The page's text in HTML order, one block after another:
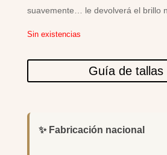
suavemente… le devolverá el brillo
Sin existencias
Guía de tallas
✨ Fabricación nacional